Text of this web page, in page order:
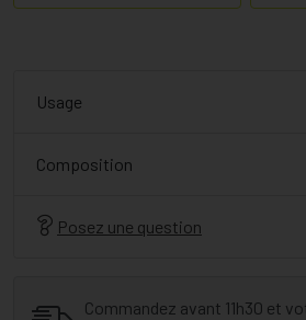
Usage
Composition
Posez une question
Commandez avant 11h30 et